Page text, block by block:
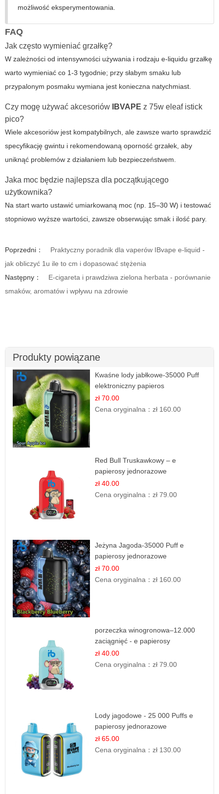
możliwość eksperymentowania.
FAQ
Jak często wymieniać grzałkę?
W zależności od intensywności używania i rodzaju e-liquidu grzałkę
warto wymieniać co 1-3 tygodnie; przy słabym smaku lub
przypalonym posmaku wymiana jest konieczna natychmiast.
Czy mogę używać akcesoriów IBVAPE z 75w eleaf istick
pico?
Wiele akcesoriów jest kompatybilnych, ale zawsze warto sprawdzić
specyfikację gwintu i rekomendowaną oporność grzałek, aby
uniknąć problemów z działaniem lub bezpieczeństwem.
Jaka moc będzie najlepsza dla początkującego
użytkownika?
Na start warto ustawić umiarkowaną moc (np. 15–30 W) i testować
stopniowo wyższe wartości, zawsze obserwując smak i ilość pary.
Poprzedni：
Praktyczny poradnik dla vaperów IBvape e-liquid -
jak obliczyć 1u ile to cm i dopasować stężenia
Następny：
E-cigareta i prawdziwa zielona herbata - porównanie
smaków, aromatów i wpływu na zdrowie
Produkty powiązane
Kwaśne lody jabłkowe-35000 Puff
elektroniczny papieros
zł 70.00
Cena oryginalna：zł 160.00
Red Bull Truskawkowy – e
papierosy jednorazowe
zł 40.00
Cena oryginalna：zł 79.00
Jeżyna Jagoda-35000 Puff e
papierosy jednorazowe
zł 70.00
Cena oryginalna：zł 160.00
porzeczka winogronowa–12.000
zaciągnięć - e papierosy
zł 40.00
Cena oryginalna：zł 79.00
Lody jagodowe - 25 000 Puffs e
papierosy jednorazowe
zł 65.00
Cena oryginalna：zł 130.00